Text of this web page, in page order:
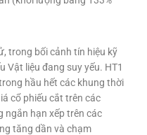
trong bối cảnh tín hiệu kỹ
Vật liệu đang suy yếu. HT1
hầu hết các khung thời
cổ phiếu cắt trên các
ngắn hạn xếp trên các
tăng dần và chạm